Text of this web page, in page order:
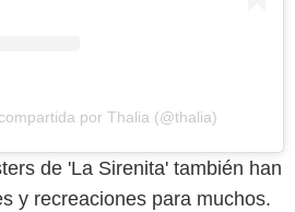
por Thalia (@thalia)
de 'La Sirenita' también han
y recreaciones para muchos.